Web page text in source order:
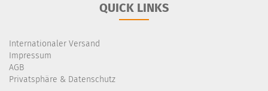
QUICK LINKS
Internationaler Versand
Impressum
AGB
Privatsphäre & Datenschutz